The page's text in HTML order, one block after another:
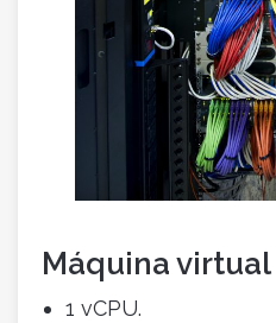
Máquina virtual
1 vCPU.